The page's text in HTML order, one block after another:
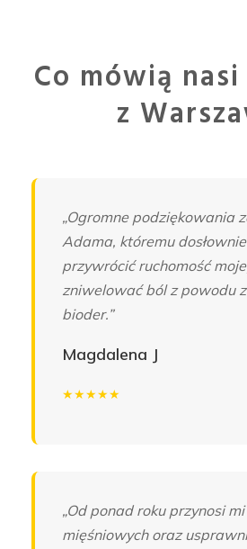
Co mówią
z
„Ogromne podziękowania
Adama, któremu dosłownie
przywrócić ruchomość
zniwelować ból z powodu
bioder.”
Magdalena J
★★★★★
„Od ponad roku przynosi
mięśniowych oraz